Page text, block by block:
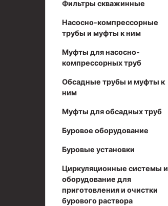
Фильтры скважинные
Насосно-компрессорные
трубы и муфты к ним
Муфты для насосно-
компрессорных труб
Обсадные трубы и муфты к
ним
Муфты для обсадных труб
Буровое оборудование
Буровые установки
Циркуляционные системы и
оборудование для
приготовления и очистки
бурового раствора